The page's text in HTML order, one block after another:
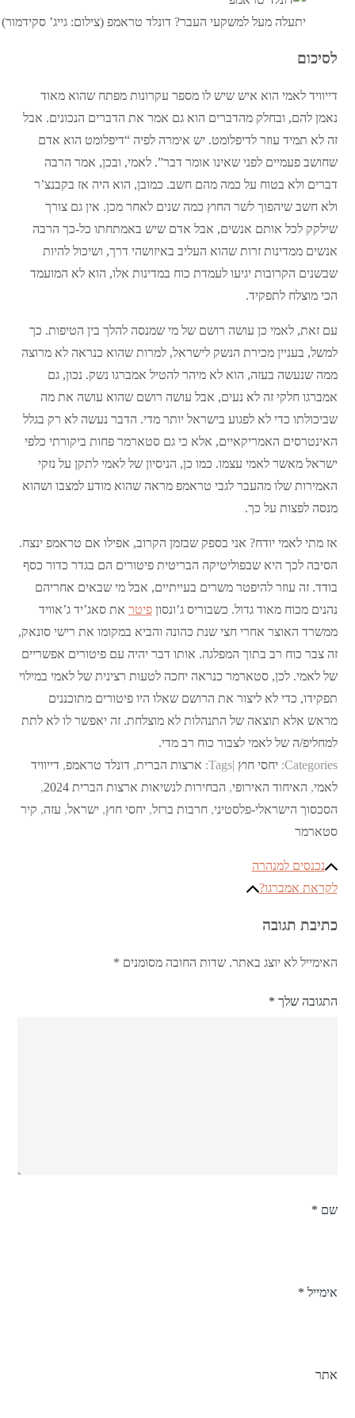
יתעלה מעל למשקעי העבר? דונלד טראמפ (צילום: גייג’ סקידמור)
לסיכום
דייוויד לאמי הוא איש שיש לו מספר עקרונות מפתח שהוא מאוד
נאמן להם, ובחלק מהדברים הוא גם אמר את הדברים הנכונים. אבל
זה לא תמיד עוזר לדיפלומט. יש אימרה לפיה “דיפלומט הוא אדם
שחושב פעמיים לפני שאינו אומר דבר”. לאמי, ובכן, אמר הרבה
דברים ולא בטוח על כמה מהם חשב. כמובן, הוא היה אז בקבנצ’ר
ולא חשב שיהפוך לשר החוץ כמה שנים לאחר מכן. אין גם צורך
שילקק לכל אותם אנשים, אבל אדם שיש באמתחתו כל-כך הרבה
אנשים ממדינות זרות שהוא העליב באיזושהי דרך, ושיכול להיות
שבשנים הקרובות יגיעו לעמדת כוח במדינות אלו, הוא לא המועמד
הכי מוצלח לתפקיד.
עם זאת, לאמי כן עושה רושם של מי שמנסה להלך בין הטיפות. כך
למשל, בעניין מכירת הנשק לישראל, למרות שהוא כנראה לא מרוצה
ממה שנעשה בעזה, הוא לא מיהר להטיל אמברגו נשק. נכון, גם
אמברגו חלקי זה לא נעים, אבל עושה רושם שהוא עושה את מה
שביכולתו כדי לא לפגוע בישראל יותר מדי. הדבר נעשה לא רק בגלל
האינטרסים האמריקאיים, אלא כי גם סטארמר פחות ביקורתי כלפי
ישראל מאשר לאמי עצמו. כמו כן, הניסיון של לאמי לתקן על נזקי
האמירות שלו מהעבר לגבי טראמפ מראה שהוא מודע למצבו ושהוא
מנסה לפצות על כך.
אז מתי לאמי יודח? אני בספק שבזמן הקרוב, אפילו אם טראמפ ינצח.
הסיבה לכך היא שבפוליטיקה הבריטית פיטורים הם בגדר כדור כסף
בודד. זה עוזר להיפטר משרים בעייתיים, אבל מי שבאים אחריהם
נהנים מכוח מאוד גדול. כשבוריס ג’ונסוןפיטר את סאג’יד ג’אוויד
ממשרד האוצר אחרי חצי שנת כהונה והביא במקומו את רישי סונאק,
זה צבר כוח רב בתוך המפלגה. אותו דבר יהיה עם פיטורים אפשריים
של לאמי. לכן, סטארמר כנראה יחכה לטעות רצינית של לאמי במילוי
תפקידו, כדי לא ליצור את הרושם שאלו היו פיטורים מתוכננים
מראש אלא תוצאה של התנהלות לא מוצלחת. זה יאפשר לו לא לתת
למחליפ/ה של לאמי לצבור כוח רב מדי.
Categories: יחסי חוץ Tags: ארצות הברית, דונלד טראמפ, דייוויד
לאמי, האיחוד האירופי, הבחירות לנשיאות ארצות הברית 2024
,
הסכסוך הישראלי-פלסטיני,חרבות ברזל,יחסי חוץ,ישראל, עזה, קיר
סטארמר
ניווט
נכנסים למנהרה
לקראת אמברגו?
כתיבת תגובה
האימייל לא יוצג באתר. שדות החובה מסומנים *
התגובה שלך *
שם *
אימייל *
אתר